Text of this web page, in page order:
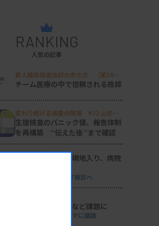
RANKING
人気の記事
新人臨床検査技師の歩き方 ［第16
回］
チーム医療の中で信頼される技師
変わり続ける検査の現場 #32 山形済
生病院
生理検査のパニック値、報告体制
を再構築 “伝えた後”まで確認
日臨技リエゾンが現地入り、病院
8月8・9両日にはDVT検診へ
導入経費や高齢化など課題に
全医共、検査DXテーマに議論